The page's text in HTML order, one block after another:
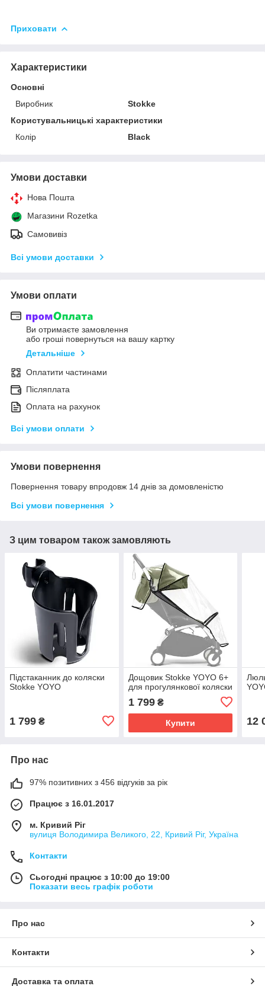
Приховати
Характеристики
Основні
Виробник
Stokke
Користувальницькі характеристики
Колір
Black
Умови доставки
Нова Пошта
Магазини Rozetka
Самовивіз
Всі умови доставки
Умови оплати
Ви отримаєте замовлення
або гроші повернуться на вашу картку
Детальніше
Оплатити частинами
Післяплата
Оплата на рахунок
Всі умови оплати
Умови повернення
Повернення товару впродовж 14 днів за домовленістю
Всі умови повернення
З цим товаром також замовляють
Підстаканник до коляски
Stokke YOYO
1 799 ₴
Дощовик Stokke YOYO 6+
для прогулянкової коляски
1 799₴
Купити 12
Про нас
97% позитивних з 456 відгуків за рік
Працює з 16.01.2017
м. Кривий Ріг
вулиця Володимира Великого, 22, Кривий Ріг, Україна
Контакти
Сьогодні працює з 10:00 до 19:00
Показати весь графік роботи
Про нас
Контакти
Доставка та оплата